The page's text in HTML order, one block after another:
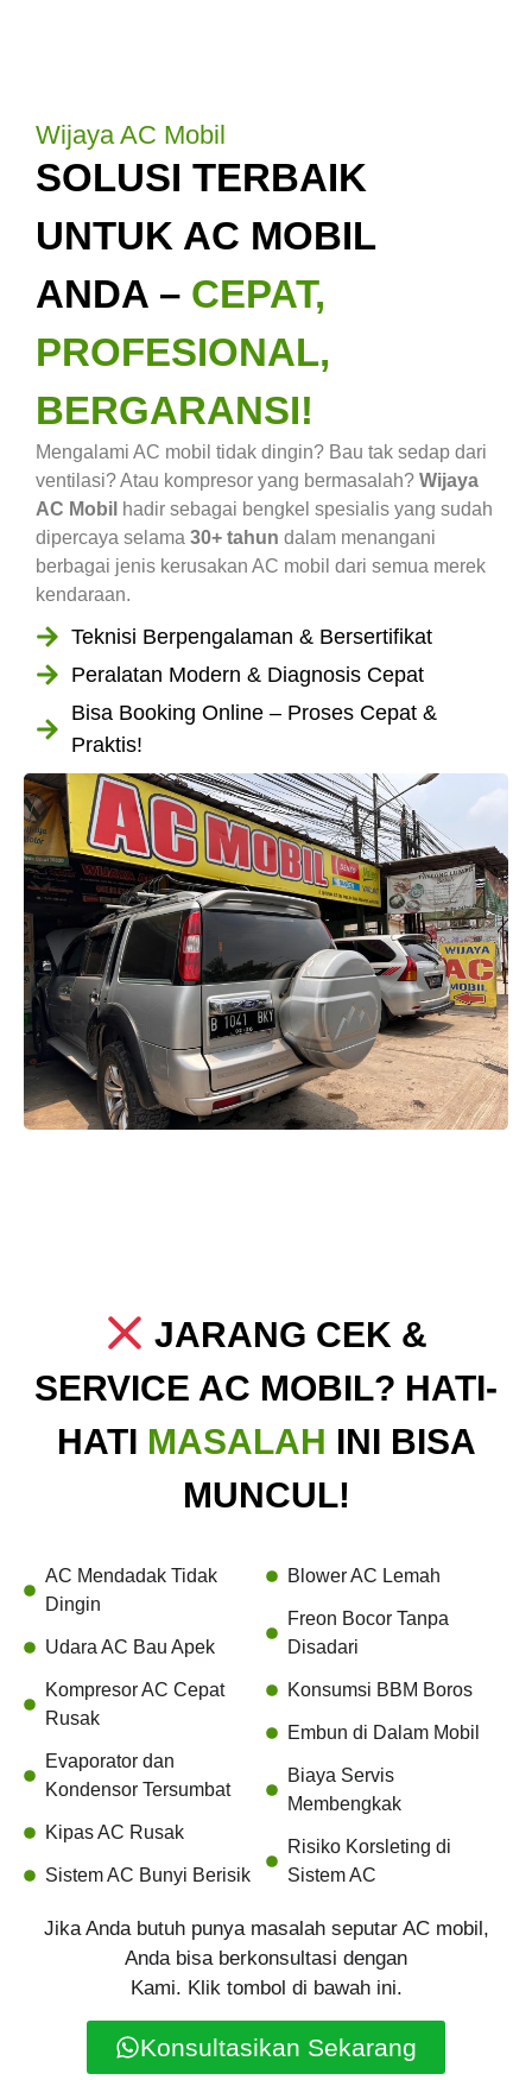
Wijaya AC Mobil
SOLUSI TERBAIK
UNTUK AC MOBIL
ANDA – CEPAT,
PROFESIONAL,
BERGARANSI!
Mengalami AC mobil tidak dingin? Bau tak sedap dari
ventilasi? Atau kompresor yang bermasalah? Wijaya
AC Mobil hadir sebagai bengkel spesialis yang sudah
dipercaya selama 30+ tahun dalam menangani
berbagai jenis kerusakan AC mobil dari semua merek
kendaraan.
Teknisi Berpengalaman & Bersertifikat
Peralatan Modern & Diagnosis Cepat
Bisa Booking Online – Proses Cepat &
Praktis!
JARANG CEK &
SERVICE AC MOBIL? HATI-
HATI MASALAH INI BISA
MUNCUL!
AC Mendadak Tidak
Dingin
Udara AC Bau Apek
Kompresor AC Cepat
Rusak
Evaporator dan
Kondensor Tersumbat
Kipas AC Rusak
Sistem AC Bunyi Berisik
Blower AC Lemah
Freon Bocor Tanpa
Disadari
Konsumsi BBM Boros
Embun di Dalam Mobil
Biaya Servis
Membengkak
Risiko Korsleting di
Sistem AC
Jika Anda butuh punya masalah seputar AC mobil,
Anda bisa berkonsultasi dengan
Kami. Klik tombol di bawah ini.
Konsultasikan Sekarang